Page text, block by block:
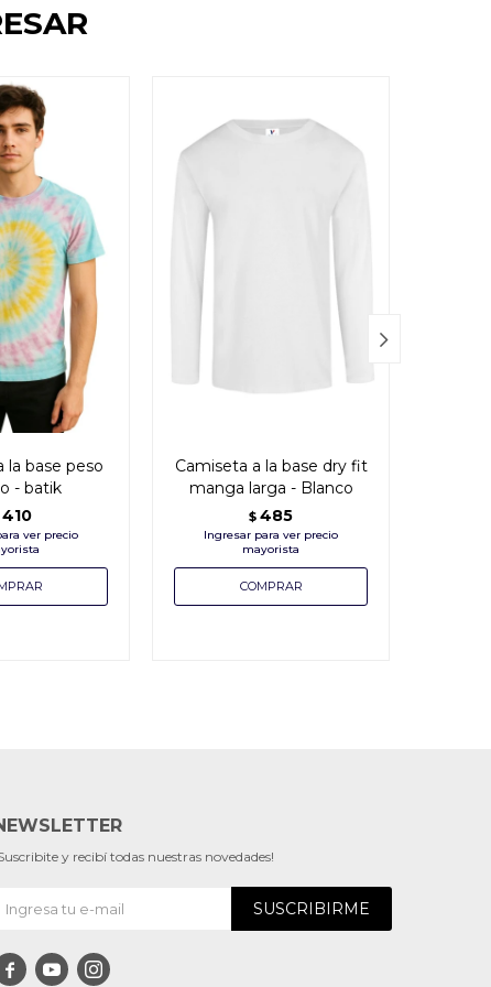
la base peso
- batik
410
Camiseta a la base dry fit
manga larga - Blanco
$ 485

y recibí todas nuestras novedades!
SUSCRIBIRME
  